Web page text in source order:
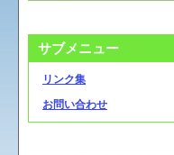
サブメニュー
リンク集
お問い合わせ